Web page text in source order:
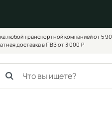
любой транспортной компанией от 5
доставка в ПВЗ от 3 000 ₽